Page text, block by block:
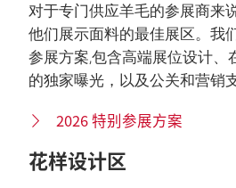
对于专门供应羊毛的参展商来
他们展示面料的最佳展区。我
参展方案,包含高端展位设计、
的独家曝光，以及公关和营销
2026 特别参展方案
花样设计区